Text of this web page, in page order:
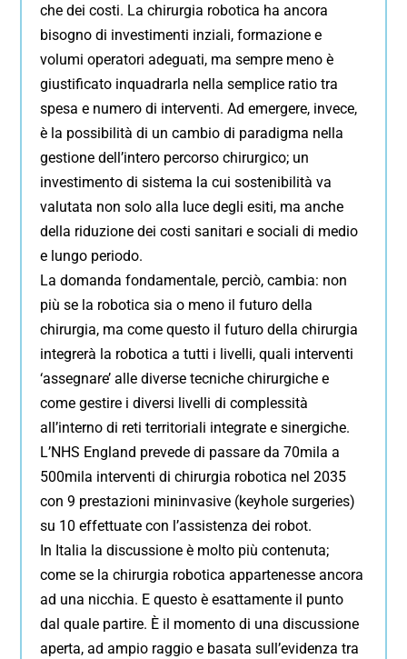
che dei costi. La chirurgia robotica ha ancora
bisogno di investimenti inziali, formazione e
volumi operatori adeguati, ma sempre meno è
giustificato inquadrarla nella semplice ratio tra
spesa e numero di interventi. Ad emergere, invece,
è la possibilità di un cambio di paradigma nella
gestione dell’intero percorso chirurgico; un
investimento di sistema la cui sostenibilità va
valutata non solo alla luce degli esiti, ma anche
della riduzione dei costi sanitari e sociali di medio
e lungo periodo.
La domanda fondamentale, perciò, cambia: non
più se la robotica sia o meno il futuro della
chirurgia, ma come questo il futuro della chirurgia
integrerà la robotica a tutti i livelli, quali interventi
‘assegnare’ alle diverse tecniche chirurgiche e
come gestire i diversi livelli di complessità
all’interno di reti territoriali integrate e sinergiche.
L’NHS England prevede di passare da 70mila a
500mila interventi di chirurgia robotica nel 2035
con 9 prestazioni mininvasive (keyhole surgeries)
su 10 effettuate con l’assistenza dei robot.
In Italia la discussione è molto più contenuta;
come se la chirurgia robotica appartenesse ancora
ad una nicchia. E questo è esattamente il punto
dal quale partire. È il momento di una discussione
aperta, ad ampio raggio e basata sull’evidenza tra